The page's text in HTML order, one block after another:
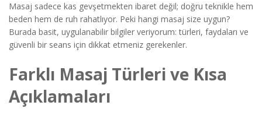
Masaj sadece kas gevşetmekten ibaret değil; doğru teknikle hem
beden hem de ruh rahatlıyor. Peki hangi masaj size uygun?
Burada basit, uygulanabilir bilgiler veriyorum: türleri, faydaları ve
güvenli bir seans için dikkat etmeniz gerekenler.
Farklı Masaj Türleri ve Kısa
Açıklamaları